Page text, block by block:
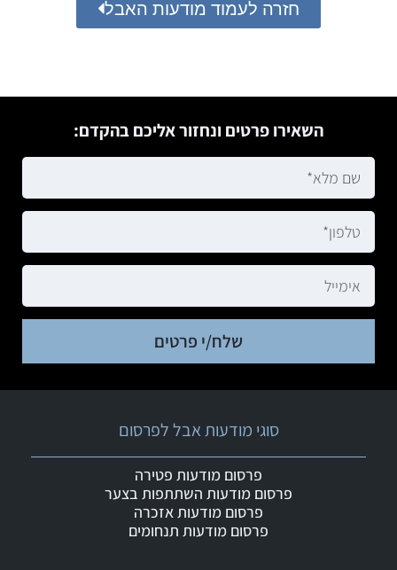
חזרה לעמוד מודעות האבל
השאירו פרטים ונחזור אליכם בהקדם:
שלח/י פרטים
סוגי מודעות אבל לפרסום
פרסום מודעות פטירה
פרסום מודעות השתתפות בצער
פרסום מודעות אזכרה
פרסום מודעות תנחומים